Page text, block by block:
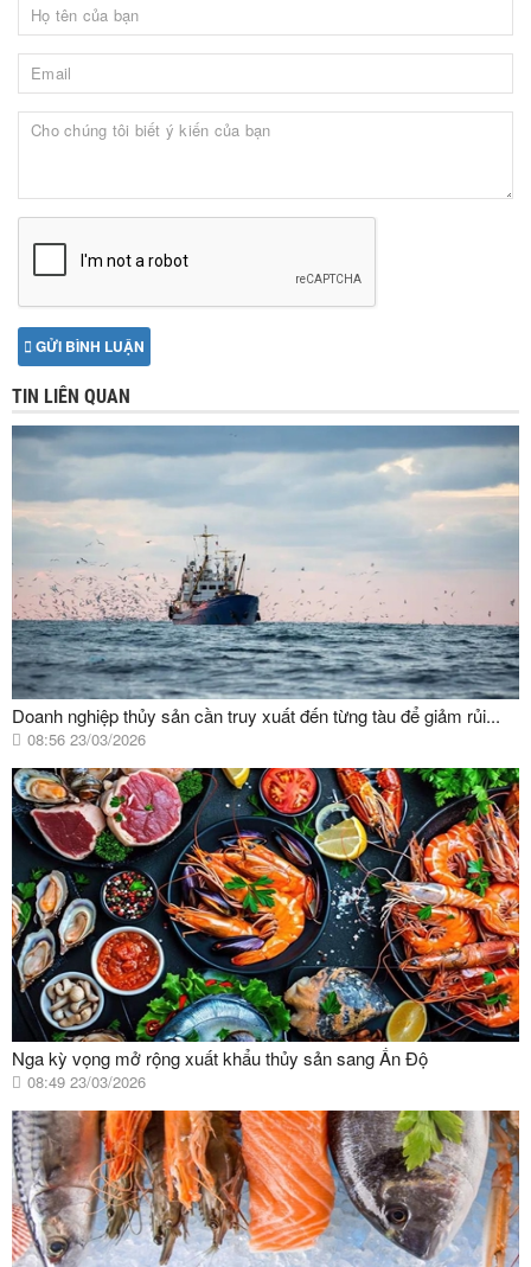
GỬI BÌNH LUẬN
TIN LIÊN QUAN
Doanh nghiệp thủy sản cần truy xuất đến từng tàu để giảm rủi...
08:56 23/03/2026
Nga kỳ vọng mở rộng xuất khẩu thủy sản sang Ấn Độ
08:49 23/03/2026